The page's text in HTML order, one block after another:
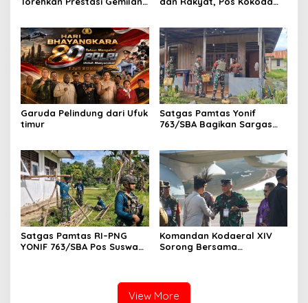
Barat Daya 2026
Taarof
Garuda Pelindung dari Ufuk
timur
Satgas Pamtas Yonif
763/SBA Bagikan Sargas
Satgas Pamtas RI–PNG
YONIF 763/SBA Pos Suswa
Komandan Kodaeral XIV
Sorong Bersama
View More